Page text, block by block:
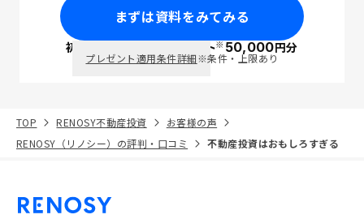
まずは資料をみてみる
初回面談で ポイント※50,000円分
プレゼント適用条件詳細※条件・上限あり
TOP RENOSY不動産投資
お客様の声
RENOSY（リノシー）の評判・口コミ
不動産投資はおもしろすぎる